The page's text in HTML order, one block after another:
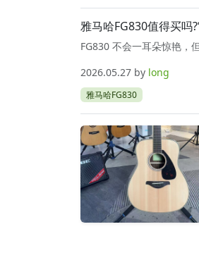
雅马哈FG830值得买吗
FG830 不会一耳朵惊艳，
2026.05.27 by long
雅马哈FG830